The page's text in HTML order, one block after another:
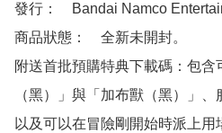
發行：　Bandai Namco
商品狀態：　全新未開封。
附送首批預購特典下載碼：包
（黑）」與「加布獸（黑）」
以及可以在冒險剛開始時派上用